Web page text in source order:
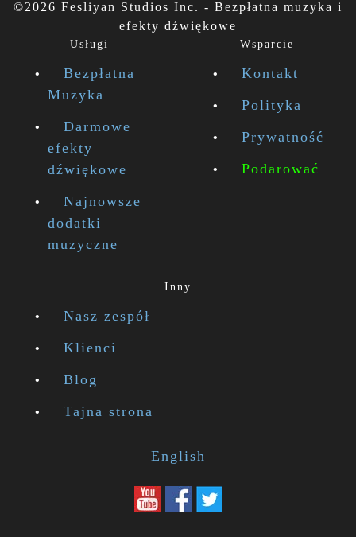
©2026 Fesliyan Studios Inc. - Bezpłatna muzyka i
efekty dźwiękowe
Usługi
Bezpłatna
Muzyka
Darmowe
efekty
dźwiękowe
Najnowsze
dodatki
muzyczne
Wsparcie
Kontakt
Polityka
Prywatność
Podarować
Inny
Nasz zespół
Klienci
Blog
Tajna strona
English